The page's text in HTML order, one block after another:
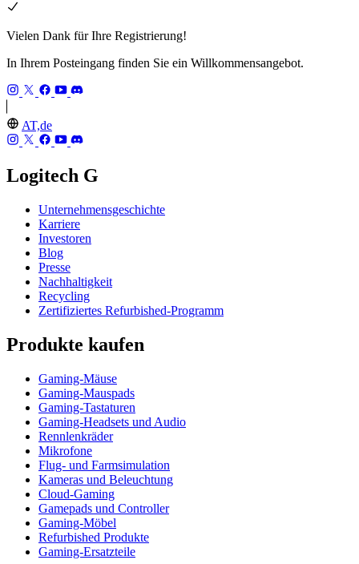
Vielen Dank für Ihre Registrierung!
In Ihrem Posteingang finden Sie ein Willkommensangebot.
AT,de
Logitech G
Unternehmensgeschichte
Karriere
Investoren
Blog
Presse
Nachhaltigkeit
Recycling
Zertifiziertes Refurbished-Programm
Produkte kaufen
Gaming-Mäuse
Gaming-Mauspads
Gaming-Tastaturen
Gaming-Headsets und Audio
Rennlenkräder
Mikrofone
Flug- und Farmsimulation
Kameras und Beleuchtung
Cloud-Gaming
Gamepads und Controller
Gaming-Möbel
Refurbished Produkte
Gaming-Ersatzteile